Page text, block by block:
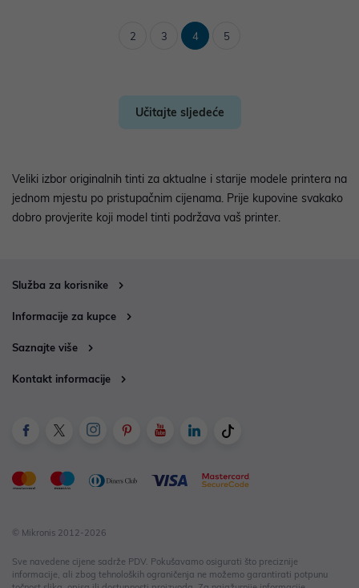
2 3 4 5
Učitajte sljedeće
Veliki izbor originalnih tinti za aktualne i starije modele printera na
jednom mjestu po pristupačnim cijenama. Prije kupovine svakako
dobro provjerite koji model tinti podržava vaš printer.
Služba za korisnike
Informacije za kupce
Saznajte više
Kontakt informacije
© Mikronis 2012-2026
Sve navedene cijene sadrže PDV. Pokušavamo osigurati što preciznije
informacije, ali zbog tehnoloških ograničenja ne možemo garantirati potpunu